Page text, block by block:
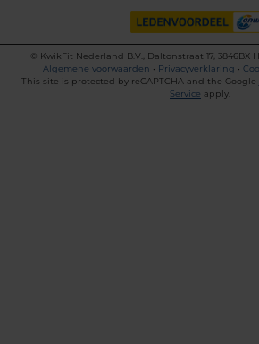
©
KwikFit Nederland B.V., Daltonstraat 17, 3846BX
Algemene voorwaarden • Privacyverklaring •
This site is protected by reCAPTCHA and the Google
Service apply.